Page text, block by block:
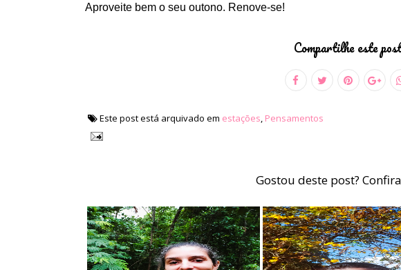
Aproveite bem o seu outono. Renove-se!
Compartilhe este
Este post está arquivado em estações, Pensamentos
Gostou deste post?